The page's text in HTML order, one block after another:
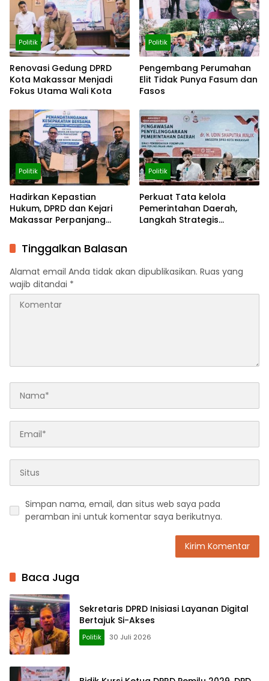
Politik
Renovasi Gedung DPRD
Kota Makassar Menjadi
Fokus Utama Wali Kota
Politik
Pengembang Perumahan
Elit Tidak Punya Fasum dan
Fasos
Politik
Hadirkan Kepastian
Hukum, DPRD dan Kejari
Makassar Perpanjang
Politik
Perkuat Tata kelola
Pemerintahan Daerah,
Langkah Strategis
Tinggalkan Balasan
Alamat email Anda tidak akan dipublikasikan. Ruas yang
wajib ditandai *
Simpan nama, email, dan situs web saya pada
peramban ini untuk komentar saya berikutnya.
Baca Juga
Sekretaris DPRD Inisiasi Layanan Digital
Bertajuk Si-Akses
Politik 30 Juli 2026